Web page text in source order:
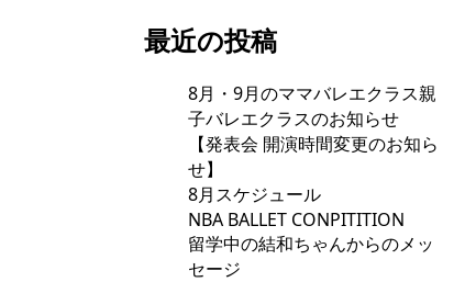
最近の投稿
8月・9月のママバレエクラス親
子バレエクラスのお知らせ
【発表会 開演時間変更のお知ら
せ】
8月スケジュール
NBA BALLET CONPITITION
留学中の結和ちゃんからのメッ
セージ